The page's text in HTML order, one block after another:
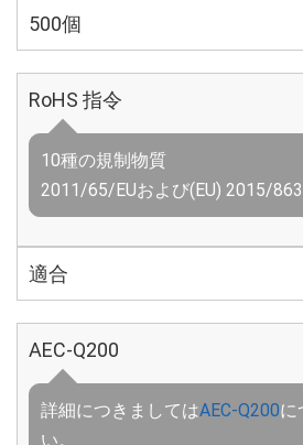
500個
RoHS 指令
10種の規制物質
2011/65/EUおよび(EU) 2015/863
適合
AEC-Q200
詳細につきましてはAEC-Q200に
い。